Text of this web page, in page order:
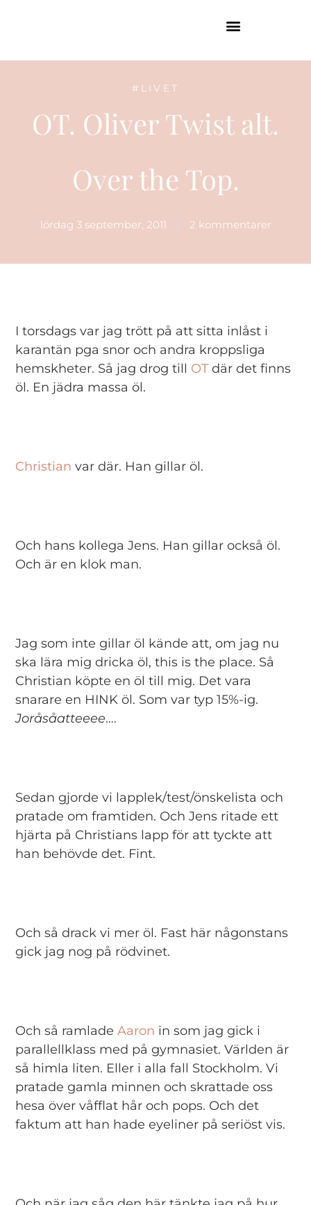
#LIVET
OT. Oliver Twist alt.
Over the Top.
lördag 3 september, 2011 2 kommentarer
I torsdags var jag trött på att sitta inlåst i
karantän pga snor och andra kroppsliga
hemskheter. Så jag drog till OTdär det finns
öl. En jädra massa öl.
Christian var där. Han gillar öl.
Och hans kollega Jens. Han gillar också öl.
Och är en klok man.
Jag som inte gillar öl kände att, om jag nu
ska lära mig dricka öl, this is the place. Så
Christian köpte en öl till mig. Det vara
snarare en HINK öl. Som var typ 15%-ig.
Joråsåatteeee….
Sedan gjorde vi lapplek/test/önskelista och
pratade om framtiden. Och Jens ritade ett
hjärta på Christians lapp för att tyckte att
han behövde det. Fint.
Och så drack vi mer öl. Fast här någonstans
gick jag nog på rödvinet.
Och så ramladeAaron in som jag gick i
parallellklass med på gymnasiet. Världen är
så himla liten. Eller i alla fall Stockholm. Vi
pratade gamla minnen och skrattade oss
hesa över våfflat hår och pops. Och det
faktum att han hade eyeliner på seriöst vis.